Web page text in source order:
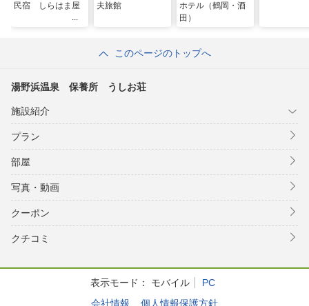
民宿 しらはま屋
夫旅館
ホテル（鶴岡・酒
田）
このページのトップへ
湯野浜温泉 保養所 うしお荘
施設紹介
プラン
部屋
写真・動画
クーポン
クチコミ
表示モード： モバイル
PC
会社情報
個人情報保護方針